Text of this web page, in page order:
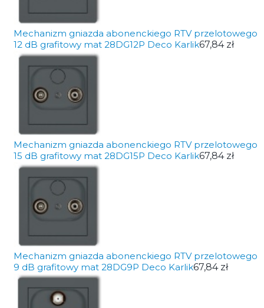
Mechanizm gniazda abonenckiego RTV przelotowego
12 dB grafitowy mat 28DG12P Deco Karlik67,84 zł
Mechanizm gniazda abonenckiego RTV przelotowego
15 dB grafitowy mat 28DG15P Deco Karlik67,84 zł
Mechanizm gniazda abonenckiego RTV przelotowego
9 dB grafitowy mat 28DG9P Deco Karlik67,84 zł